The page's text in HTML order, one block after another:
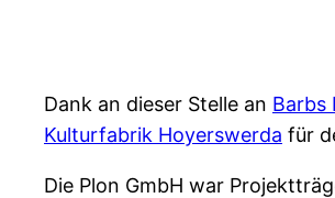
Dank an dieser Stelle an Barbs
Kulturfabrik Hoyerswerda für
Die Plon GmbH war